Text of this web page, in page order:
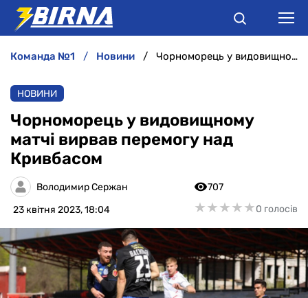
АНАЛІТИКА
ІНТЕРВ'Ю
РІЗНЕ
команда №1 новини Чорноморець у видовищному матчі вирвав перемогу над Кривбасом
НОВИНИ
Чорноморець у видовищному
матчі вирвав перемогу над
Кривбасом
Володимир Сержан
23 квітня 2023, 18:04
707
★★★★★
★★★★★0 голосів